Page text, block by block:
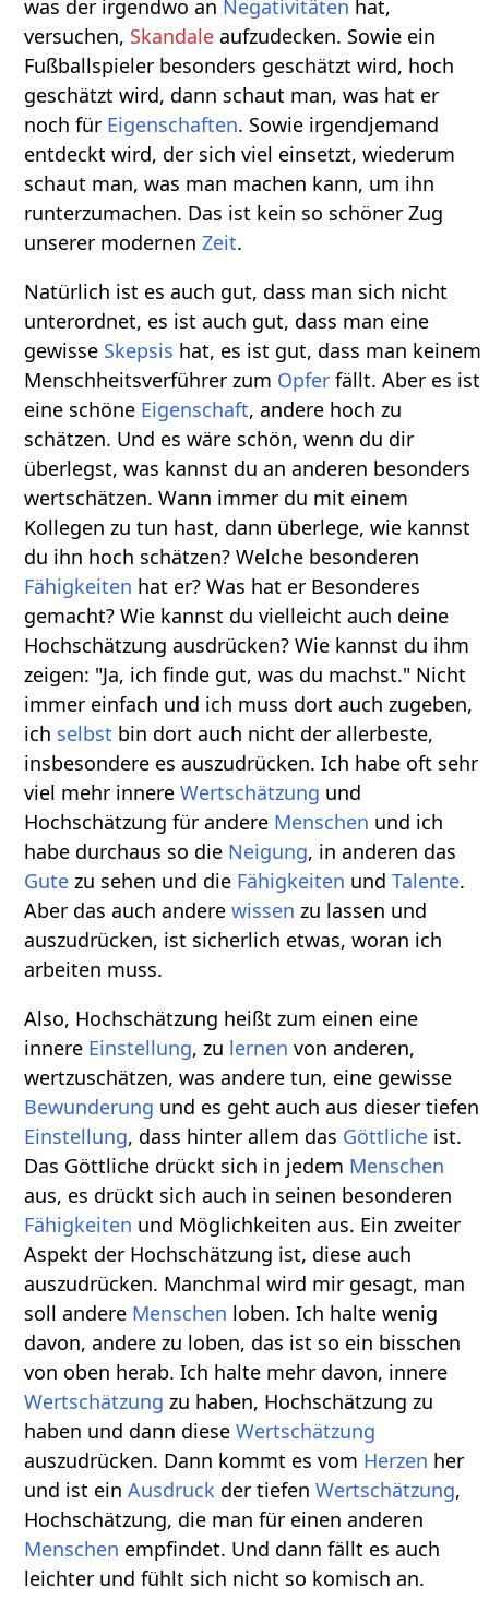
was der irgendwo an Negativitäten hat,
versuchen, Skandale aufzudecken. Sowie ein
Fußballspieler besonders geschätzt wird, hoch
geschätzt wird, dann schaut man, was hat er
noch für Eigenschaften. Sowie irgendjemand
entdeckt wird, der sich viel einsetzt, wiederum
schaut man, was man machen kann, um ihn
runterzumachen. Das ist kein so schöner Zug
unserer modernenZeit.
Natürlich ist es auch gut, dass man sich nicht
unterordnet, es ist auch gut, dass man eine
gewisse Skepsis hat, es ist gut, dass man keinem
Menschheitsverführer zum Opfer fällt. Aber es ist
eine schöne Eigenschaft, andere hoch zu
schätzen. Und es wäre schön, wenn du dir
überlegst, was kannst du an anderen besonders
wertschätzen. Wann immer du mit einem
Kollegen zu tun hast, dann überlege, wie kannst
du ihn hoch schätzen? Welche besonderen
Fähigkeiten hat er? Was hat er Besonderes
gemacht? Wie kannst du vielleicht auch deine
Hochschätzung ausdrücken? Wie kannst du ihm
zeigen: "Ja, ich finde gut, was du machst." Nicht
immer einfach und ich muss dort auch zugeben,
ich selbst bin dort auch nicht der allerbeste,
insbesondere es auszudrücken. Ich habe oft sehr
viel mehr innereWertschätzung und
Hochschätzung für andere Menschen und ich
habe durchaus so die Neigung, in anderen das
Gute zu sehen und die Fähigkeiten undTalente.
Aber das auch anderewissen zu lassen und
auszudrücken, ist sicherlich etwas, woran ich
arbeiten muss.
Also, Hochschätzung heißt zum einen eine
innere Einstellung, zu lernen von anderen,
wertzuschätzen, was andere tun, eine gewisse
Bewunderung und es geht auch aus dieser tiefen
Einstellung, dass hinter allem das Göttliche ist.
Das Göttliche drückt sich in jedem Menschen
aus, es drückt sich auch in seinen besonderen
Fähigkeiten und Möglichkeiten aus. Ein zweiter
Aspekt der Hochschätzung ist, diese auch
auszudrücken. Manchmal wird mir gesagt, man
soll andere Menschen loben. Ich halte wenig
davon, andere zu loben, das ist so ein bisschen
von oben herab. Ich halte mehr davon, innere
Wertschätzung zu haben, Hochschätzung zu
haben und dann dieseWertschätzung
auszudrücken. Dann kommt es vom Herzen her
und ist einAusdruck der tiefenWertschätzung,
Hochschätzung, die man für einen anderen
Menschen empfindet. Und dann fällt es auch
leichter und fühlt sich nicht so komisch an.